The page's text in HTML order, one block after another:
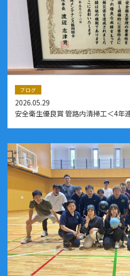
ブログ
2026.05.29
安全衛生優良賞 管路内清掃工＜4年